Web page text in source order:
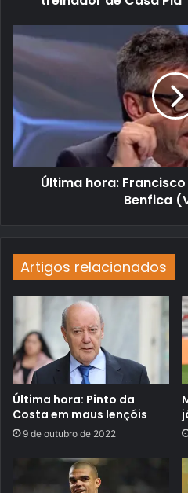
Última hora:
Benfica
Artigos relacionados
Última hora: Pinto da
Costa em maus lençóis
9 de outubro de 2022